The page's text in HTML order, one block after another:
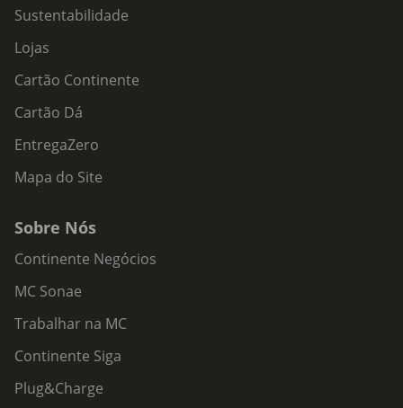
Sustentabilidade
Lojas
Cartão Continente
Cartão Dá
EntregaZero
Mapa do Site
Sobre Nós
Continente Negócios
MC Sonae
Trabalhar na MC
Continente Siga
Plug&Charge